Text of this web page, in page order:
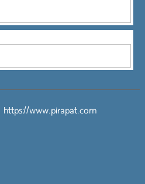
https://www.pirapat.com